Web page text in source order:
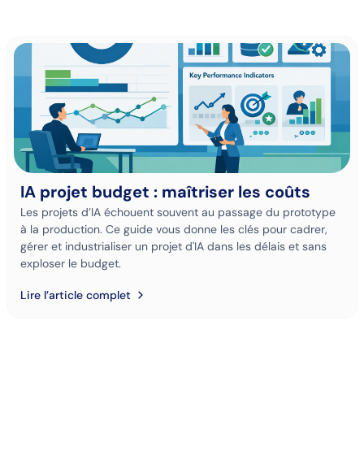
IA projet budget : maîtriser les coûts
Les projets d’IA échouent souvent au passage du prototype
à la production. Ce guide vous donne les clés pour cadrer,
gérer et industrialiser un projet d'IA dans les délais et sans
exploser le budget.
Lire l’article complet